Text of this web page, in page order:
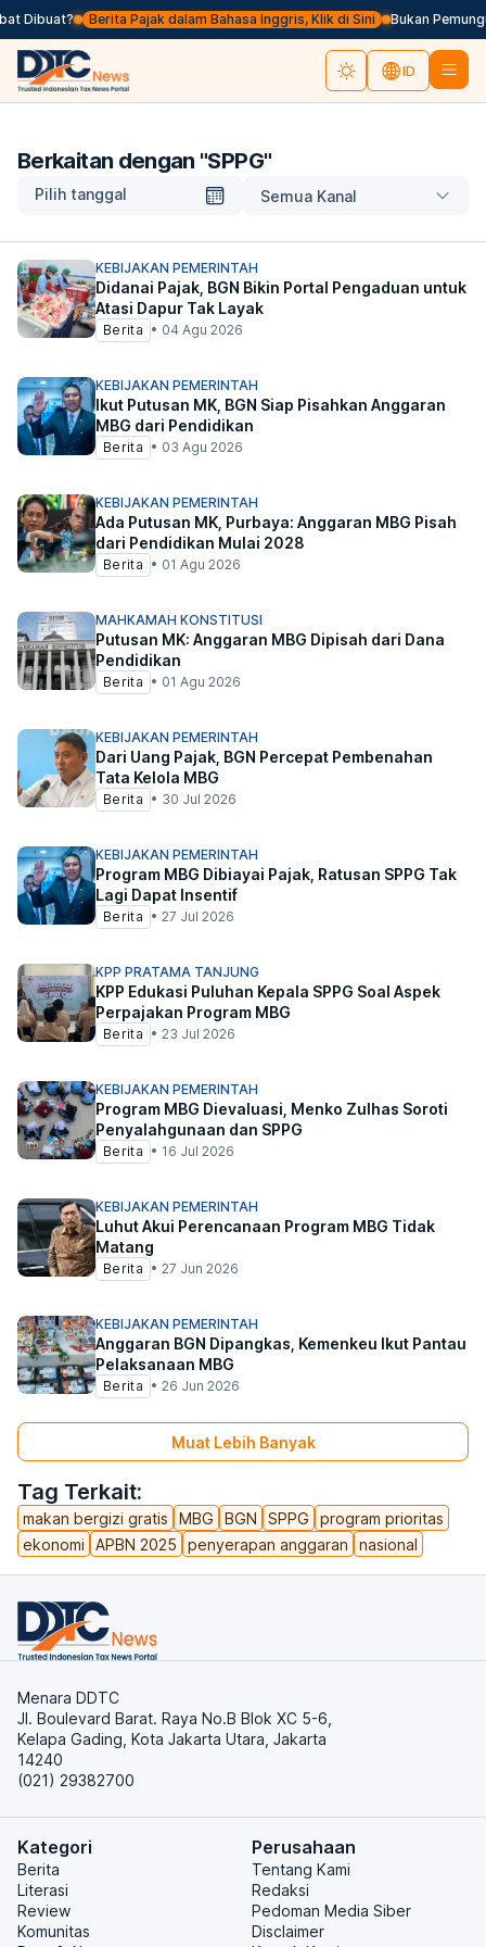
Dibuat? Berita Pajak dalam Bahasa Inggris, Klik di Sini Bukan
ID
Berkaitan dengan "SPPG"
Pilih tanggal Semua Kanal
Tag Terkait:
makan bergizi gratis MBG BGN SPPG
program prioritas
ekonomi
APBN 2025 penyerapan anggaran nasional
KEBIJAKAN PEMERINTAH
Didanai Pajak, BGN Bikin Portal Pengaduan untuk
Atasi Dapur Tak Layak
Berita • 04 Agu 2026
KEBIJAKAN PEMERINTAH
Ikut Putusan MK, BGN Siap Pisahkan Anggaran
MBG dari Pendidikan
Berita • 03 Agu 2026
KEBIJAKAN PEMERINTAH
Ada Putusan MK, Purbaya: Anggaran MBG Pisah
dari Pendidikan Mulai 2028
Berita • 01 Agu 2026
MAHKAMAH KONSTITUSI
Putusan MK: Anggaran MBG Dipisah dari Dana
Pendidikan
Berita • 01 Agu 2026
KEBIJAKAN PEMERINTAH
Dari Uang Pajak, BGN Percepat Pembenahan
Tata Kelola MBG
Berita • 30 Jul 2026
KEBIJAKAN PEMERINTAH
Program MBG Dibiayai Pajak, Ratusan SPPG Tak
Lagi Dapat Insentif
Berita • 27 Jul 2026
KPP PRATAMA TANJUNG
KPP Edukasi Puluhan Kepala SPPG Soal Aspek
Perpajakan Program MBG
Berita • 23 Jul 2026
KEBIJAKAN PEMERINTAH
Program MBG Dievaluasi, Menko Zulhas Soroti
Penyalahgunaan dan SPPG
Berita • 16 Jul 2026
KEBIJAKAN PEMERINTAH
Luhut Akui Perencanaan Program MBG Tidak
Matang
Berita • 27 Jun 2026
KEBIJAKAN PEMERINTAH
Anggaran BGN Dipangkas, Kemenkeu Ikut Pantau
Pelaksanaan MBG
Berita • 26 Jun 2026
Muat Lebih Banyak
Menara DDTC
Jl. Boulevard Barat. Raya No.B Blok XC 5-6,
Kelapa Gading, Kota Jakarta Utara, Jakarta
14240
(021) 29382700
Kategori
Berita
Literasi
Review
Komunitas
Perusahaan
Tentang Kami
Redaksi
Pedoman Media Siber
Disclaimer